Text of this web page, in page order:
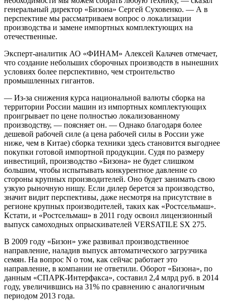
генеральный директор «Бизона» Сергей Суховенко. — А в
перспективе мы рассматриваем вопрос о локализации
производства и замене импортных комплектующих на
отечественные.
Эксперт-аналитик АО «ФИНАМ» Алексей Калачев отмечает,
что создание небольших сборочных производств в нынешних
условиях более перспективно, чем строительство
промышленных гигантов.
— Из-за снижения курса национальной валюты сборка на
территории России машин из импортных комплектующих
проигрывает по цене полностью локализованному
производству, — поясняет он. — Однако благодаря более
дешевой рабочей силе (а цена рабочей силы в России уже
ниже, чем в Китае) сборка техники здесь становится выгоднее
покупки готовой импортной продукции. Судя по размеру
инвестиций, производство «Бизона» не будет слишком
большим, чтобы испытывать конкурентное давление со
стороны крупных производителей. Оно будет занимать свою
узкую рыночную нишу. Если дилер берется за производство,
значит видит перспективы, даже несмотря на присутствие в
регионе крупных производителей, таких как «Ростсельмаш».
Кстати, и «Ростсельмаш» в 2011 году освоил лицензионный
выпуск самоходных опрыскивателей VERSATILE SX 275.
В 2009 году «Бизон» уже развивал производственное
направление, наладив выпуск автоматического загрузчика
семян. На вопрос N о том, как сейчас работает это
направление, в компании не ответили. Оборот «Бизона», по
данным «СПАРК-Интерфакса», составил 2,4 млрд руб. в 2014
году, увеличившись на 31% по сравнению с аналогичным
периодом 2013 года.